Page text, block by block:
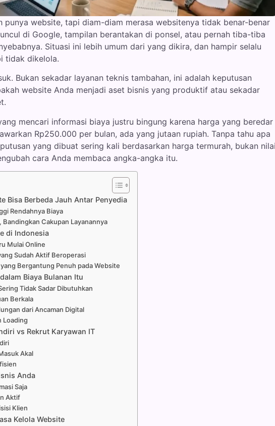
punya website, tapi diam-diam merasa websitenya tidak benar-benar
di Google, tampilan berantakan di ponsel, atau pernah tiba-tiba
Situasi ini lebih umum dari yang dikira, dan hampir selalu
tidak dikelola.
Bukan sekadar layanan teknis tambahan, ini adalah keputusan
website Anda menjadi aset bisnis yang produktif atau sekadar
mencari informasi biaya justru bingung karena harga yang beredar
Rp250.000 per bulan, ada yang jutaan rupiah. Tanpa tahu apa
yang dibuat sering kali berdasarkan harga termurah, bukan
cara Anda membaca angka-angka itu.
Bisa Berbeda Jauh Antar Penyedia
Rendahnya Biaya
Cakupan Layanannya
di Indonesia
Mulai Online
Sudah Aktif Beroperasi
Bergantung Penuh pada Website
Biaya Bulanan Itu
Tidak Sadar Dibutuhkan
Berkala
dari Ancaman Digital
Loading
vs Rekrut Karyawan IT
Akal
Anda
Saja
Aktif
Klien
Kelola Website